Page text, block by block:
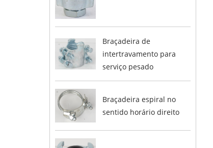
Braçadeira de
intertravamento para
serviço pesado
Braçadeira espiral no
sentido horário direito